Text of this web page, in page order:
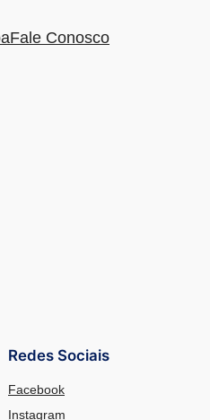
Fale Conosco
Redes Sociais
Facebook
Instagram